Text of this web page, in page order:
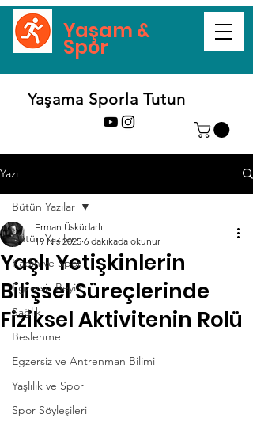
Yaşam &
Spor
Yaşama Sporla Tutun
Yazı
Bütün Yazılar
Kadın ve Spor
Egzersiz Beyin
Sağlık
Beslenme
Egzersiz ve Antrenman Bilimi
Yaşlılık ve Spor
Spor Söyleşileri
Bütün Yazılar
Yaşlı Yetişkinlerin
Bilişsel Süreçlerinde
Fiziksel Aktivitenin Rolü
Erman Üsküdarlı
19 Nis 2025 6 dakikada okunur